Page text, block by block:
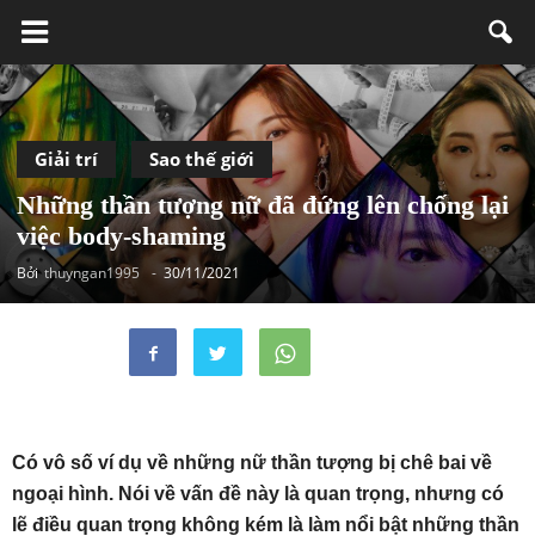
Giải trí Sao thế giới
Những thần tượng nữ đã đứng lên chống lại
việc body-shaming
Bởithuyngan1995 - 30/11/2021
Có vô số ví dụ về những nữ thần tượng bị chê bai về
ngoại hình. Nói về vấn đề này là quan trọng, nhưng có
lẽ điều quan trọng không kém là làm nổi bật những thần